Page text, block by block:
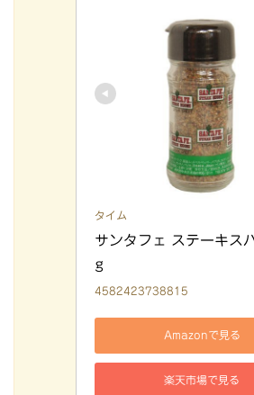
タイム
サンタフェ ステーキス
g
4582423738815
Amazonで見る
楽天市場で見る